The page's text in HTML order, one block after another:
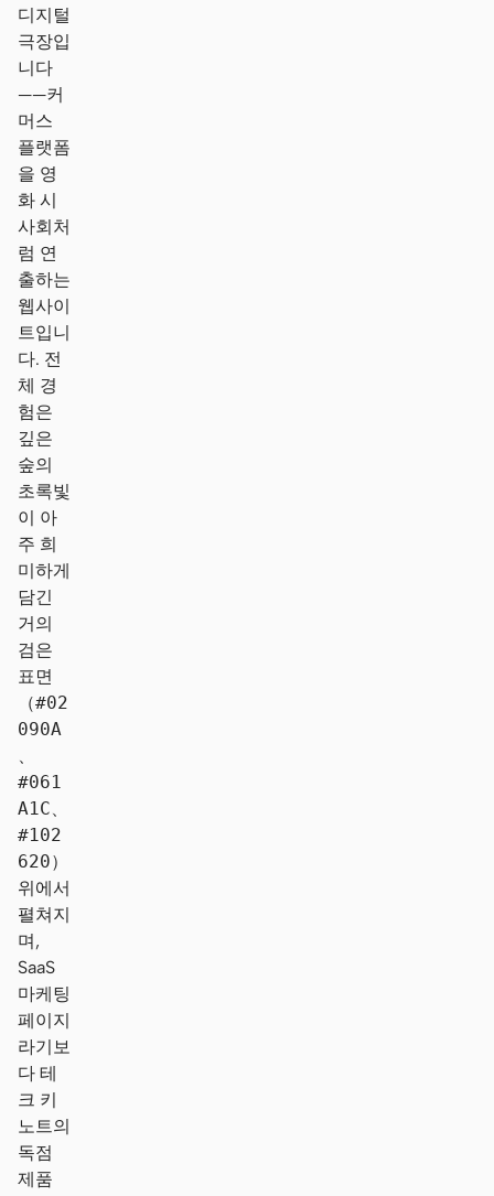
디지털
극장입
니다
——커
머스
플랫폼
을 영
화 시
사회처
럼 연
출하는
웹사이
트입니
다. 전
체 경
험은
깊은
숲의
초록빛
이 아
주 희
미하게
담긴
거의
검은
표면
（#02
090A
#061
A1C
#102
620）
위에서
펼쳐지
며,
SaaS
마케팅
페이지
라기보
다 테
크 키
노트의
독점
제품